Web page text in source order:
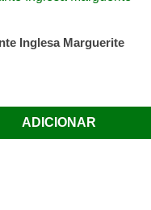
Inglesa Marguerite
ADICIONAR